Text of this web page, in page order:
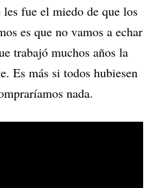
fue el miedo de que los
es que no vamos a echar
trabajó muchos años la
Es más si todos hubiesen
nada.